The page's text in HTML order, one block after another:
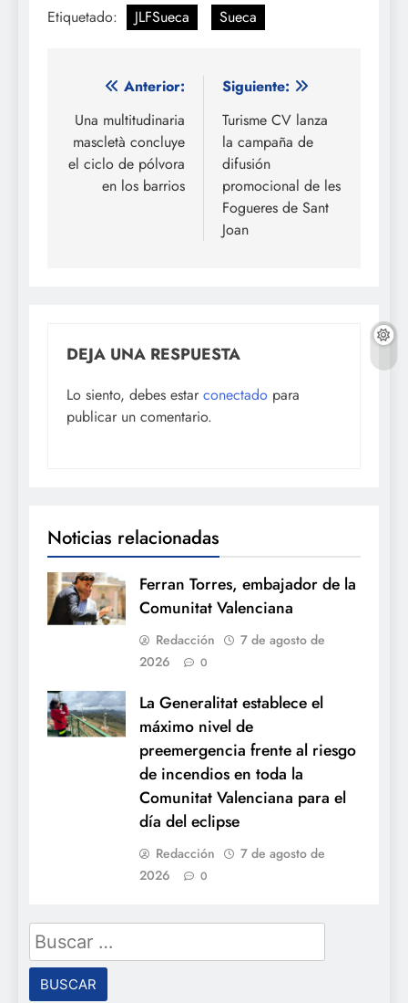
Etiquetado: JLFSueca Sueca
Navegación
de
entradas
Anterior:
Una multitudinaria
mascletà concluye
el ciclo de pólvora
en los barrios
Siguiente:
Turisme CV lanza
la campaña de
difusión
promocional de les
Fogueres de Sant
Joan
DEJA UNA RESPUESTA
Lo siento, debes estar conectado para
publicar un comentario.
Noticias relacionadas
Ferran Torres, embajador de la
Comunitat Valenciana
Redacción
7 de agosto de
2026
0
La Generalitat establece el
máximo nivel de
preemergencia frente al riesgo
de incendios en toda la
Comunitat Valenciana para el
día del eclipse
Redacción
7 de agosto de
2026
0
Buscar: